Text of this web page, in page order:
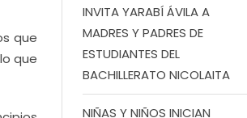
que
que
INVITA YARABÍ ÁVILA A
MADRES Y PADRES DE
ESTUDIANTES DEL
BACHILLERATO NICOLAITA
NIÑAS Y NIÑOS INICIAN